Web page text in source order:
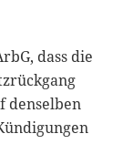
dass die
denselben